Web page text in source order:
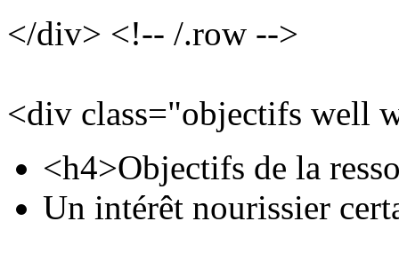
</div> <!-- /.row -->
<div class="objectifs well
<h4>Objectifs de la
Un intérêt nourissier